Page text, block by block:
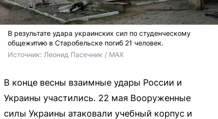
В результате удара украинских сил по студенческому
общежитию в Старобельске погиб 21 человек.
Источник: Леонид Пасечник / MAX
В конце весны взаимные удары России и
Украины участились. 22 мая Вооруженные
силы Украины атаковали учебный корпус и